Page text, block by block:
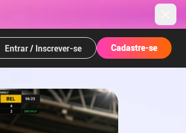
Entrar / Inscrever-se ​​Cadastre-se​
​​Cadastre-se​